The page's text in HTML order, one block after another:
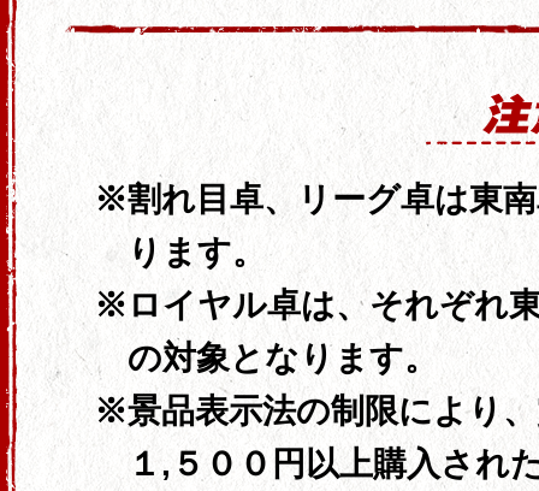
割れ目卓、リーグ卓は東
ります。
ロイヤル卓は、それぞれ
の対象となります。
景品表示法の制限により
１,５００円以上購入され